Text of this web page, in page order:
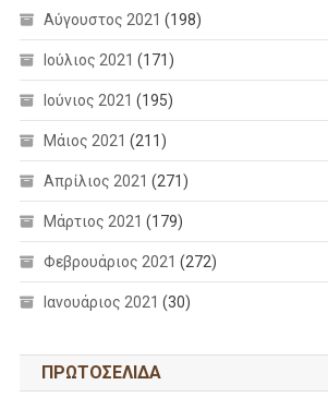
Αύγουστος 2021 (198)
Ιούλιος 2021 (171)
Ιούνιος 2021 (195)
Μάιος 2021 (211)
Απρίλιος 2021 (271)
Μάρτιος 2021 (179)
Φεβρουάριος 2021 (272)
Ιανουάριος 2021 (30)
ΠΡΩΤΟΣΕΛΙΔΑ